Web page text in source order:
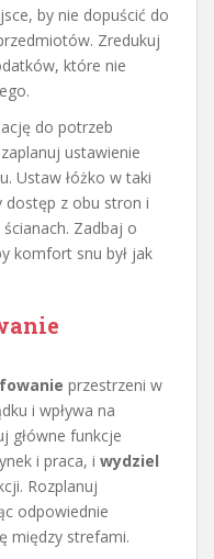
by nie dopuścić do
Zredukuj
które nie
do potrzeb
ustawienie
Ustaw łóżko w taki
dostęp z obu stron i
Zadbaj o
komfort snu był jak
przestrzeni w
i wpływa na
główne funkcje
i praca, i wydziel
Rozplanuj
odpowiednie
między strefami.